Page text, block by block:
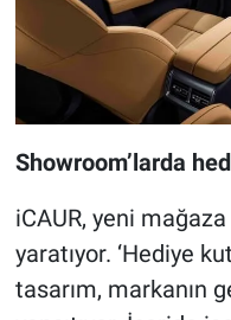
Showroom’larda
iCAUR, yeni
yaratıyor. ‘Hediye
tasarım, markanın